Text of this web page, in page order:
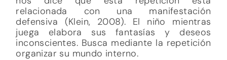
relacionada con una manifestación
defensiva (Klein, 2008). El niño mientras
juega elabora sus fantasías y deseos
inconscientes. Busca mediante la repetición
organizar su mundo interno.